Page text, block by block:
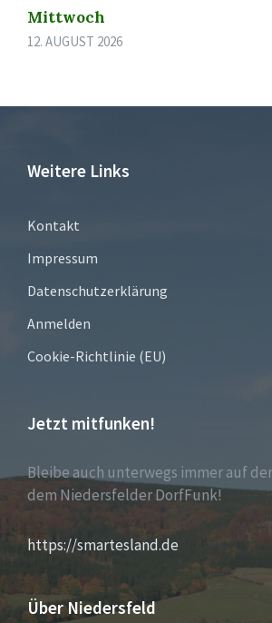
Mittwoch
12. AUGUST 2026
Weitere Links
Kontakt
Impressum
Datenschutzerklärung
Anmelden
Cookie-Richtlinie (EU)
Jetzt mitfunken!
Bleibe auch unterwegs immer auf
dem Niedersfelder DorfFunk!
https://smartesland.de
Über Niedersfeld